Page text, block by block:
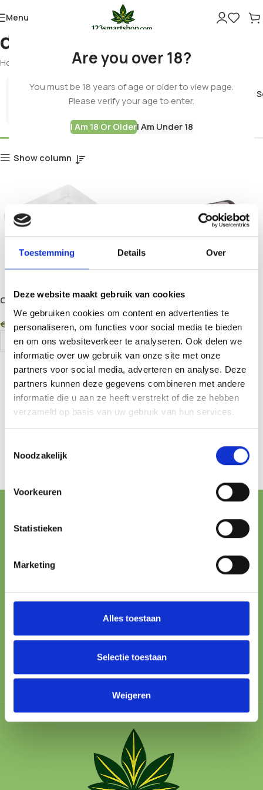
Toestemming Details Over
Deze website maakt gebruik van cookies
We gebruiken cookies om content en advertenties te
personaliseren, om functies voor social media te bieden
en om ons websiteverkeer te analyseren. Ook delen we
informatie over uw gebruik van onze site met onze
partners voor social media, adverteren en analyse. Deze
partners kunnen deze gegevens combineren met andere
informatie die u aan ze heeft verstrekt of die ze hebben
verzameld op basis van uw gebruik van hun services.
Noodzakelijk
Voorkeuren
Statistieken
Marketing
Alles toestaan
Selectie toestaan
Weigeren
Are you over 18?
You must be 18 years of age or older to view page.
Please verify your age to enter.
I Am 18 Or OlderI Am Under 18
Menu
digital weighing
Home Products tagged “digital weighing”
Best Deals
Cannabis
Show column
On Balance NV-500 ENVY
Digital Scale 500g x 0.1g –
Precision Miniscale
€ 28,95
Add To Cart
On Balance TW-200-BK
Digital Precision Scale 200g
x 0.01g
€24,95
Add To Cart
All major methods
We’re here to help
100% SAFE
Protected checkout